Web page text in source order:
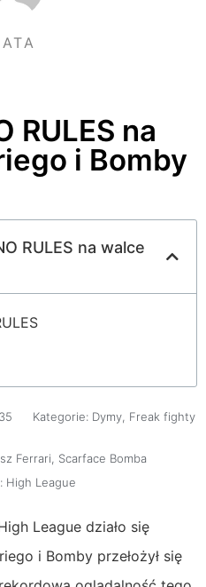
RULES na
i Bomby
RULES na walce
Kategorie: Dymy, Freak fighty
Ferrari
Scarface Bomba
High League
League działo się
i Bomby przełożył się